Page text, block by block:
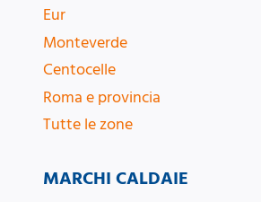
Eur
Monteverde
Centocelle
Roma e provincia
Tutte le zone
MARCHI CALDAIE